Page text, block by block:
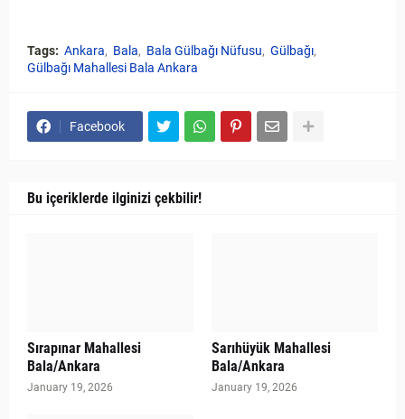
Tags: Ankara Bala Bala Gülbağı Nüfusu
Gülbağı
Gülbağı Mahallesi Bala Ankara
Facebook
Bu içeriklerde ilginizi çekbilir!
Sırapınar Mahallesi
Bala/Ankara
January 19, 2026
Sarıhüyük Mahallesi
Bala/Ankara
January 19, 2026